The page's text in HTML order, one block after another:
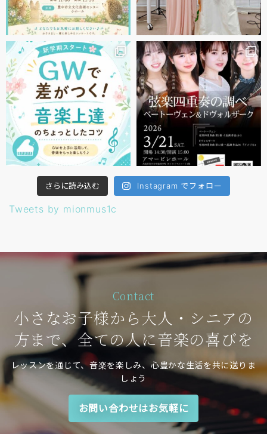
さらに読み込む Instagram でフォロー
Tweets by mionmus1c
Contact
小さなお子様から大人・シニアの
方まで、全ての人に音楽の喜びを
レッスンを通じて、音楽を楽しみ、心豊かな生活を共に送りま
しょう
お問い合わせはお気軽に